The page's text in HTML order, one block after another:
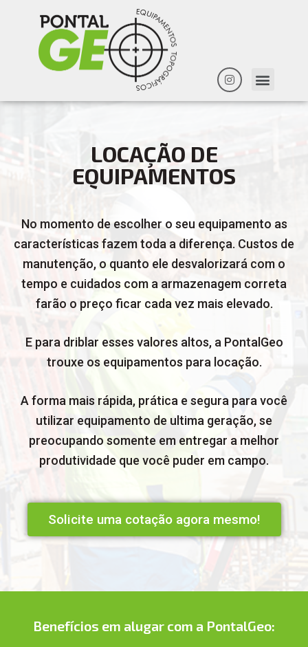
LOCAÇÃO DE
EQUIPAMENTOS
No momento de escolher o seu equipamento as
características fazem toda a diferença. Custos de
manutenção, o quanto ele desvalorizará com o
tempo e cuidados com a armazenagem correta
farão o preço ficar cada vez mais elevado.
E para driblar esses valores altos, a PontalGeo
trouxe os equipamentos para locação.
A forma mais rápida, prática e segura para você
utilizar equipamento de ultima geração, se
preocupando somente em entregar a melhor
produtividade que você puder em campo.
Solicite uma cotação agora mesmo!
Benefícios em alugar com a PontalGeo: